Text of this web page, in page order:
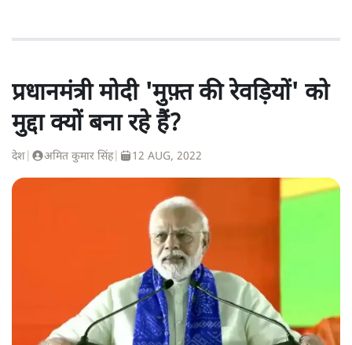
प्रधानमंत्री मोदी 'मुफ़्त की रेवड़ियों' को
मुद्दा क्यों बना रहे हैं?
देश अमित कुमार सिंह| 12 AUG, 2022